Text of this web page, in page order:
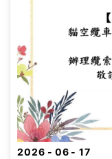
2026 06 17